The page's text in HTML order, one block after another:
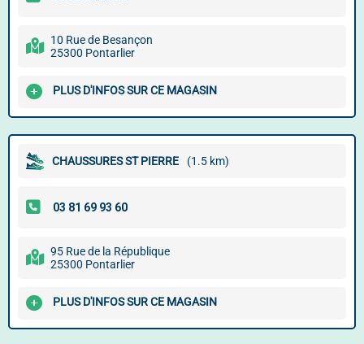
10 Rue de Besançon
25300 Pontarlier
PLUS D'INFOS SUR CE MAGASIN
CHAUSSURES ST PIERRE (1.5 km)
95 Rue de la République
25300 Pontarlier
PLUS D'INFOS SUR CE MAGASIN